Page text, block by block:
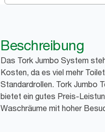
Beschreibung
Das Tork Jumbo System
Kosten, da es viel mehr
Standardrollen. Tork Jumbo
bietet ein gutes Preis-
Waschräume mit hoher